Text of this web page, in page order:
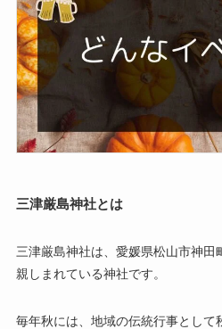
三津厳島神社とは
三津厳島神社は、愛媛県松山市神田
親しまれている神社です。
毎年秋には、地域の伝統行事として